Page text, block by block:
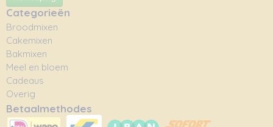
Categorieën
Broodmixen
Cakemixen
Bakmixen
Meel en bloem
Cadeaus
Overig
Betaalmethodes